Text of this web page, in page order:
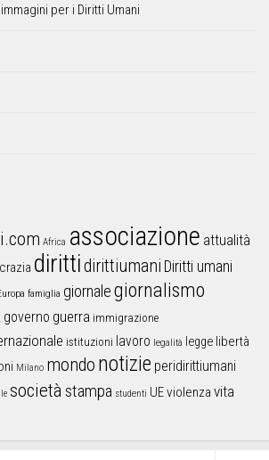
per i Diritti Umani
Africa associazione attualità
dirittidirittiumani Diritti umani
famiglia giornalegiornalismo
governo guerra immigrazione
istituzioni lavoro legalità legge libertà
Milano mondo notizie peridirittiumani
società stampa studenti UEviolenza vita